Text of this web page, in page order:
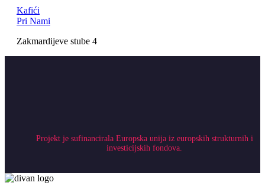
Kafići
Pri Nami
Zakmardijeve stube 4
Projekt je sufinancirala Europska unija iz europskih strukturnih i
investicijskih fondova.